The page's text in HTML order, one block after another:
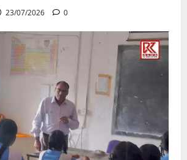
23/07/2026 0